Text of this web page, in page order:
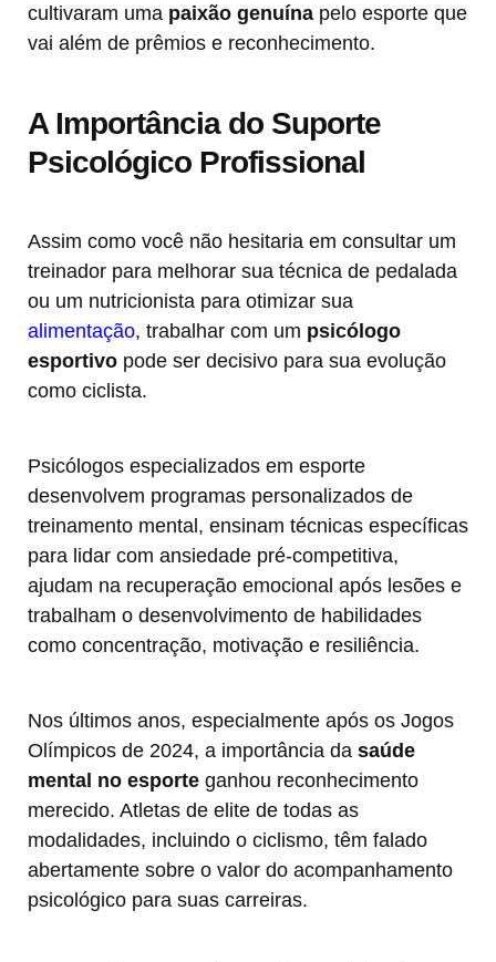
cultivaram uma paixão genuína pelo esporte que
vai além de prêmios e reconhecimento.
A Importância do Suporte
Psicológico Profissional
Assim como você não hesitaria em consultar um
treinador para melhorar sua técnica de pedalada
ou um nutricionista para otimizar sua
alimentação, trabalhar com um psicólogo
esportivo pode ser decisivo para sua evolução
como ciclista.
Psicólogos especializados em esporte
desenvolvem programas personalizados de
treinamento mental, ensinam técnicas específicas
para lidar com ansiedade pré-competitiva,
ajudam na recuperação emocional após lesões e
trabalham o desenvolvimento de habilidades
como concentração, motivação e resiliência.
Nos últimos anos, especialmente após os Jogos
Olímpicos de 2024, a importância da saúde
mental no esporte ganhou reconhecimento
merecido. Atletas de elite de todas as
modalidades, incluindo o ciclismo, têm falado
abertamente sobre o valor do acompanhamento
psicológico para suas carreiras.